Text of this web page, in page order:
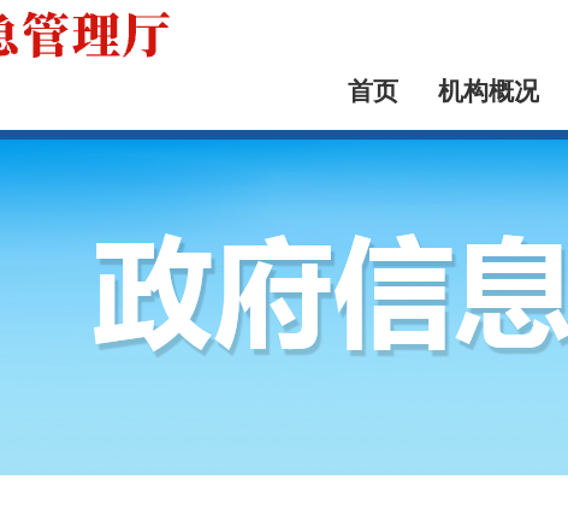
首页 机构概况